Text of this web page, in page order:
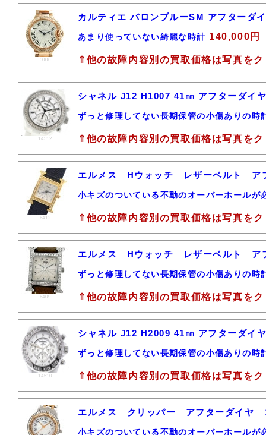
5006
カルティエ バロンブルーSM アフターダ
あまり使っていない綺麗な時計 140,000円
⇑他の故障内容別の買取価格は写真を
14512
シャネル J12 H1007 41㎜ アフターダイ
ずっと修理してない長期保管の小傷ありの時
⇑他の故障内容別の買取価格は写真を
6412
エルメス Hウォッチ レザーベルト
小キズのついている不動のオーバーホールが
⇑他の故障内容別の買取価格は写真を
6409
エルメス Hウォッチ レザーベルト
ずっと修理してない長期保管の小傷ありの時
⇑他の故障内容別の買取価格は写真を
14510
シャネル J12 H2009 41㎜ アフターダイ
ずっと修理してない長期保管の小傷ありの時
⇑他の故障内容別の買取価格は写真を
エルメス クリッパー アフターダイ
小キズのついている不動のオーバーホールが